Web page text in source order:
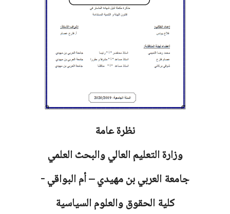
نظرة عامة
وزارة التعليم العالي والبحث العلمي
جامعةالعربي بن مهيدي – أم البواقي -
كلية الحقوق والعلوم السياسية